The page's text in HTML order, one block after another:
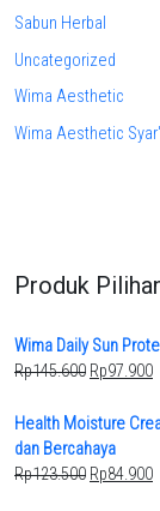
Sabun Herbal
Uncategorized
Wima Aesthetic
Wima Aesthetic
Produk
Wima Daily Sun
Rp145.600 Original
was:
Rp145.600.
Rp97.900
Health Moisture
dan Bercahaya
Rp123.500 Original
Rp84.900